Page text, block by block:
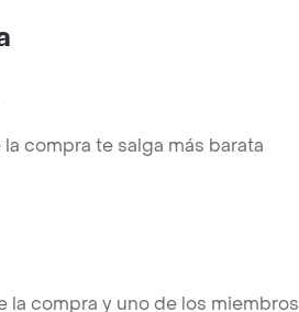
compra te salga más barata
la compra y uno de los miembros